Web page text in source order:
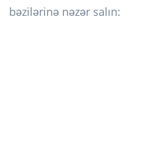
bəzilərinə nəzər salın: